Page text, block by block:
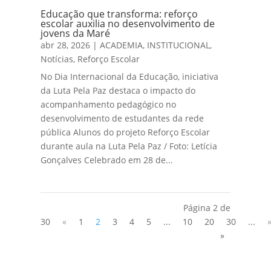
Educação que transforma: reforço
escolar auxilia no desenvolvimento de
jovens da Maré
abr 28, 2026 |ACADEMIA, INSTITUCIONAL ,
Notícias, Reforço Escolar
No Dia Internacional da Educação, iniciativa
da Luta Pela Paz destaca o impacto do
acompanhamento pedagógico no
desenvolvimento de estudantes da rede
pública Alunos do projeto Reforço Escolar
durante aula na Luta Pela Paz / Foto: Letícia
Gonçalves Celebrado em 28 de...
Página 2 de
30
« 1 2 3 4 5 ... 10 20 30 ...
»